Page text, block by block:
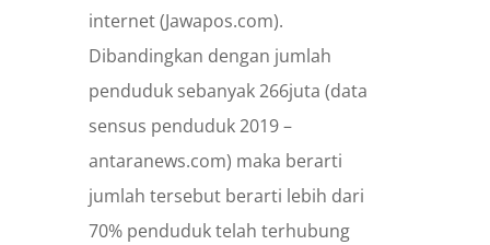
internet (Jawapos.com).
Dibandingkan dengan jumlah
penduduk sebanyak 266juta (data
sensus penduduk 2019 –
antaranews.com) maka berarti
jumlah tersebut berarti lebih dari
70% penduduk telah terhubung